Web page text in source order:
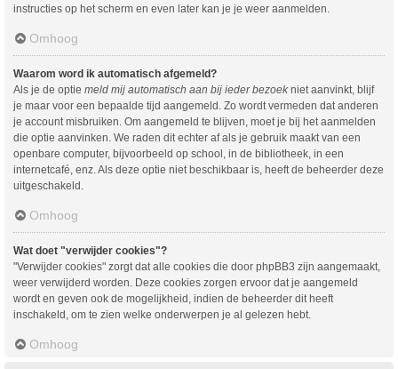
instructies op het scherm en even later kan je je weer aanmelden.
Omhoog
Waarom word ik automatisch afgemeld?
Als je de optie meld mij automatisch aan bij ieder bezoek niet aanvinkt, blijf
je maar voor een bepaalde tijd aangemeld. Zo wordt vermeden dat anderen
je account misbruiken. Om aangemeld te blijven, moet je bij het aanmelden
die optie aanvinken. We raden dit echter af als je gebruik maakt van een
openbare computer, bijvoorbeeld op school, in de bibliotheek, in een
internetcafé, enz. Als deze optie niet beschikbaar is, heeft de beheerder deze
uitgeschakeld.
Omhoog
Wat doet "verwijder cookies"?
"Verwijder cookies" zorgt dat alle cookies die door phpBB3 zijn aangemaakt,
weer verwijderd worden. Deze cookies zorgen ervoor dat je aangemeld
wordt en geven ook de mogelijkheid, indien de beheerder dit heeft
inschakeld, om te zien welke onderwerpen je al gelezen hebt.
Omhoog